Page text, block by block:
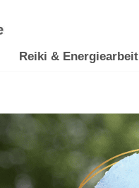
Reiki & Energiearbeit